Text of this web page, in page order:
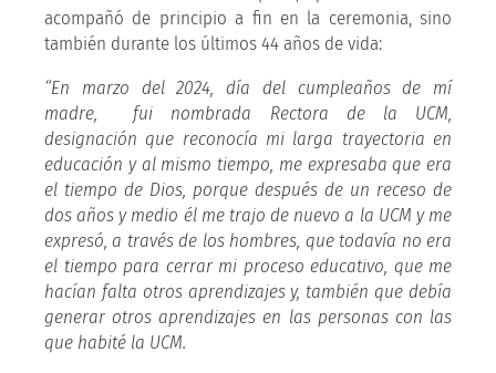
acompañó de principio a fin en la ceremonia, sino
también durante los últimos 44 años de vida:
“En marzo del 2024, día del cumpleaños de mí
madre, fui nombrada Rectora de la UCM,
designación que reconocía mi larga trayectoria en
educación y al mismo tiempo, me expresaba que era
el tiempo de Dios, porque después de un receso de
dos años y medio él me trajo de nuevo a la UCM y me
expresó, a través de los hombres, que todavía no era
el tiempo para cerrar mi proceso educativo, que me
hacían falta otros aprendizajes y, también que debía
generar otros aprendizajes en las personas con las
que habité la UCM.